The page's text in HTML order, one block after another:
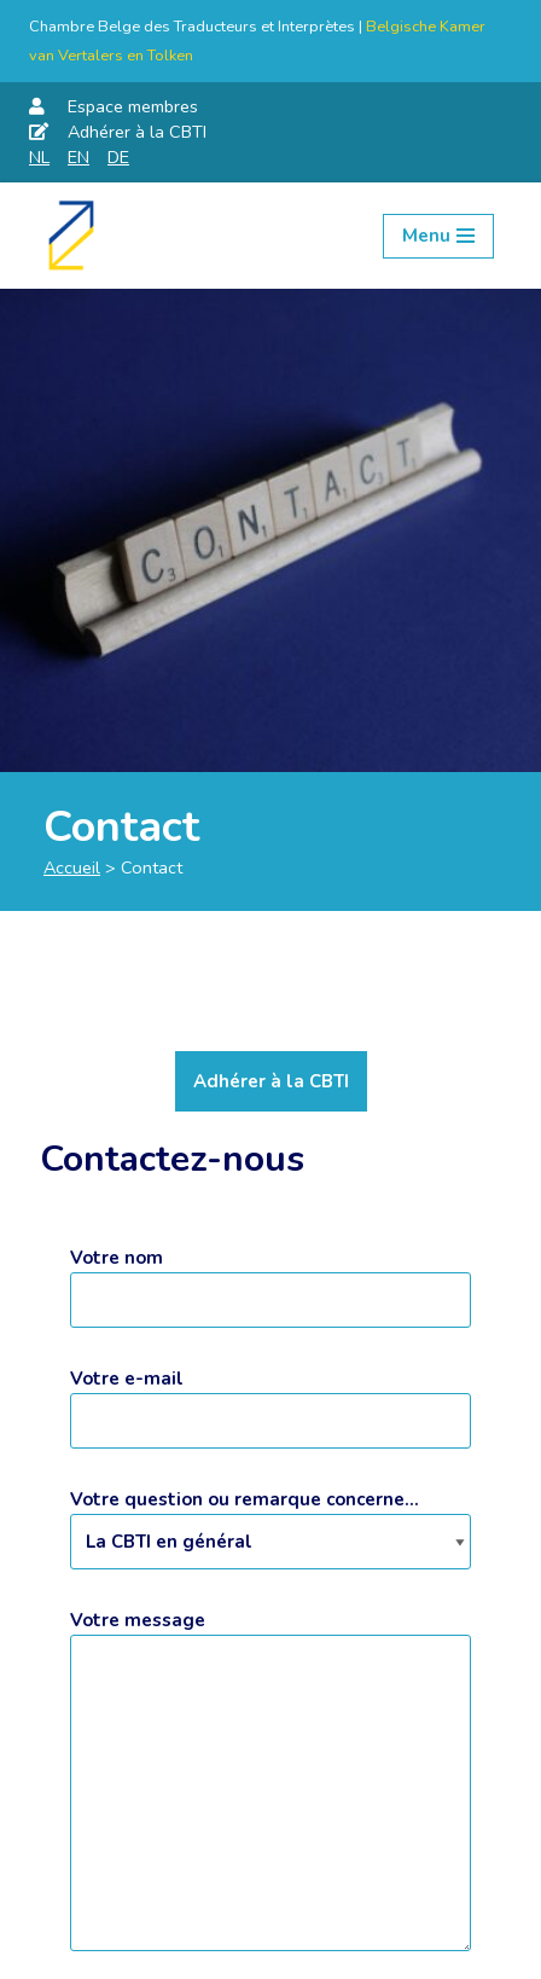
Chambre Belge des Traducteurs et Interprètes | Belgische Kamer
van Vertalers en Tolken
Espace membres
Adhérer à la CBTI
NL
EN DE
Aller
Menu
Contact
Accueil > Contact
Adhérer à la CBTI
Contactez-nous
Votre nom
Votre e-mail
Votre question ou remarque concerne...
Votre message